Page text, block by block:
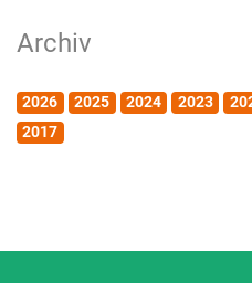
Archiv
2026 2025 2024 2023
2017